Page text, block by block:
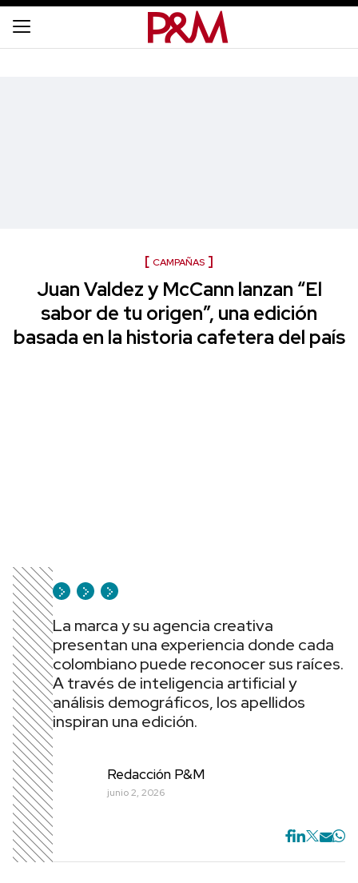
CAMPAÑAS
Juan Valdez y McCann lanzan “El
sabor de tu origen”, una edición
basada en la historia cafetera del país
La marca y su agencia creativa
presentan una experiencia donde cada
colombiano puede reconocer sus raíces.
A través de inteligencia artificial y
análisis demográficos, los apellidos
inspiran una edición.
Redacción P&M
junio 2, 2026